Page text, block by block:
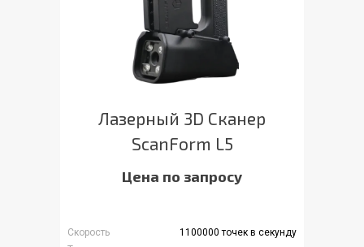
Лазерный 3D Сканер
ScanForm L5
Цена по запросу
Скорость
1100000 точек в секунду